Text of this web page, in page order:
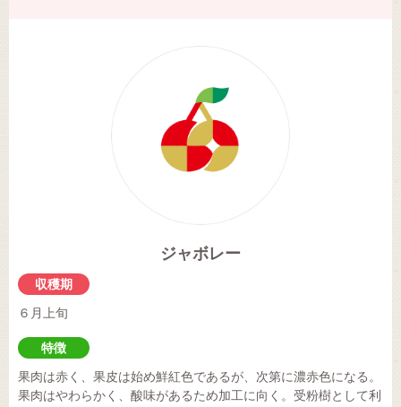
ジャボレー
収穫期
６月上旬
特徴
果肉は赤く、果皮は始め鮮紅色であるが、次第に濃赤色になる。
果肉はやわらかく、酸味があるため加工に向く。受粉樹として利